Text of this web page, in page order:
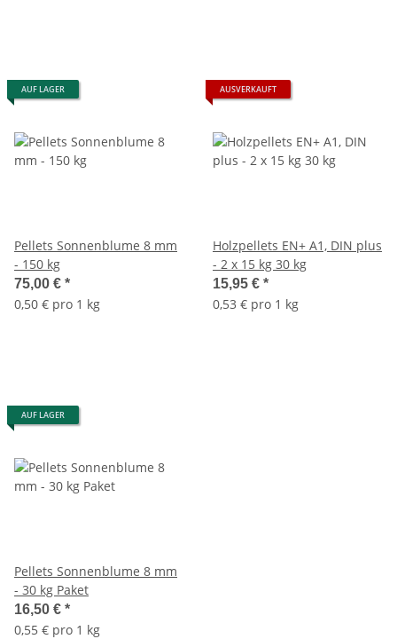
AUF LAGER
Pellets Sonnenblume 8 mm
- 150 kg
75,00 € *
0,50 € pro 1 kg
AUSVERKAUFT
Holzpellets EN+ A1, DIN plus
- 2 x 15 kg 30 kg
15,95 € *
0,53 € pro 1 kg
AUF LAGER
Pellets Sonnenblume 8 mm
- 30 kg Paket
16,50 € *
0,55 € pro 1 kg